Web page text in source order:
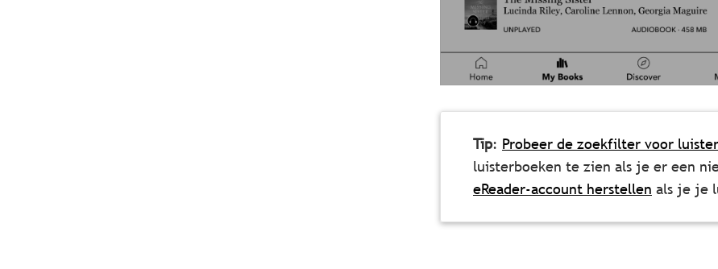
Tip: Probeer de zoekfilter voor
luisterboeken te zien als je er een
eReader-account herstellen als je je